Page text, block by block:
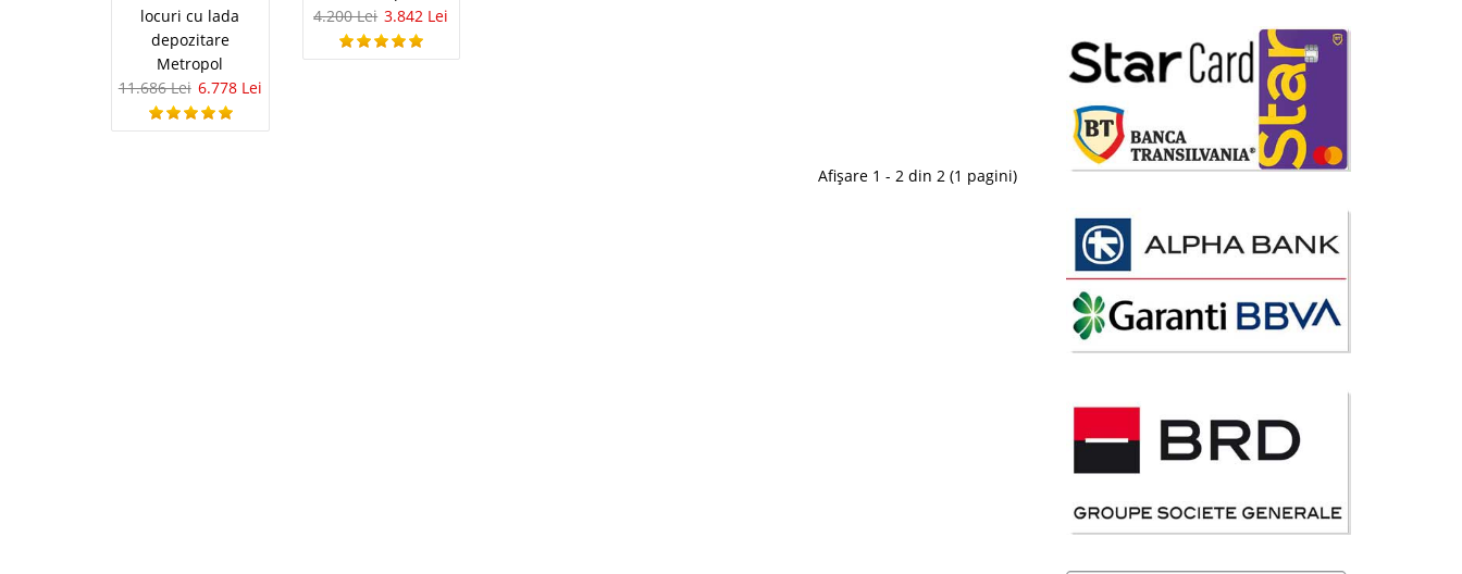
-9%
delistat
locuri cu lada
depozitare
Metropol
11.686 Lei 6.778 Lei
4.200 Lei 3.842 Lei
Afișare 1 - 2 din 2 (1 pagini)